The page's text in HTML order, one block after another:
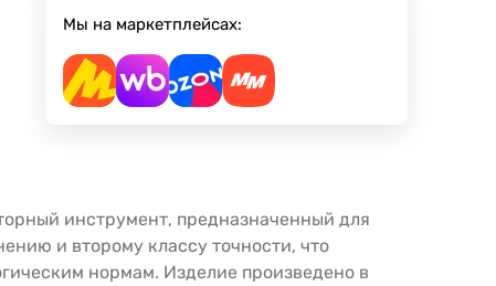
Мы на маркетплейсах:
инструмент, предназначенный для
и второму классу точности, что
нормам. Изделие произведено в